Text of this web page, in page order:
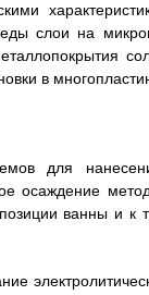
слои на
в
для
осаждение
ванны и к